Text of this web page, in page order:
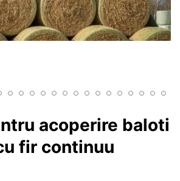
acoperire baloti
fir continuu